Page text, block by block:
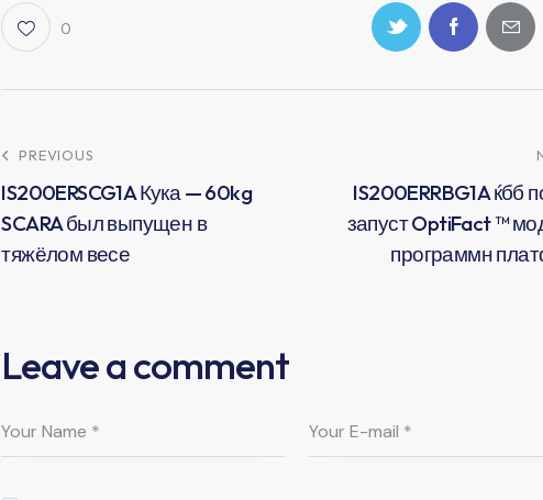
0
PREVIOUS
IS200ERSCG1A Кука — 60kg
SCARA был выпущен в
тяжёлом весе
IS200ERRBG1A ќбб
запуст OptiFact ™
программн
Leave a comment